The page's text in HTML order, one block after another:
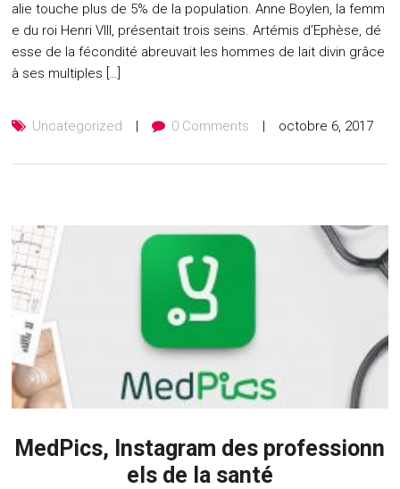
alie touche plus de 5% de la population. Anne Boylen, la femm
e du roi Henri VIII, présentait trois seins. Artémis d’Ephèse, dé
esse de la fécondité abreuvait les hommes de lait divin grâce
à ses multiples […]
Uncategorized 0 Comments octobre 6, 2017
MedPics, Instagram des professionn
els de la santé